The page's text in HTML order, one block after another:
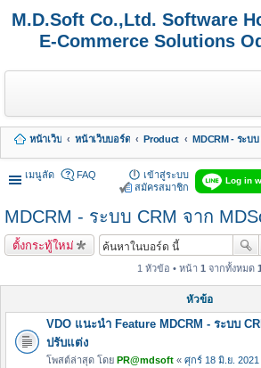
M.D.Soft Co.,Ltd. Software
E-Commerce Solutions
หน้าเว็บ หน้าเว็บบอร์ด Product
เมนูลัด
Log in
FAQ
เข้าสู่ระบบ
สมัครสมาชิก
MDCRM - ระบบ CRM จาก
ตั้งกระทู้ใหม่
1 หัวข้อ • หน้า 1 จากทั้งหมด 1
หัวข้อ
VDO แนะนำ Feature MDCRM - ระบบ
ปรับแต่ง
โพสต์ล่าสุด โดย PR@mdsoft « ศุกร์ 18 มิ.ย. 2021